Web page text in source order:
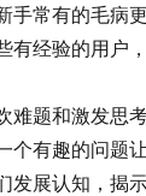
手常有的毛病
经验的用户
难题和激发思
个有趣的问题
发展认知，揭